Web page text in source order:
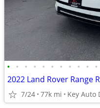
• • • • • • • • • • •
2022 Land Rover Range
7/24 77k mi Key Auto